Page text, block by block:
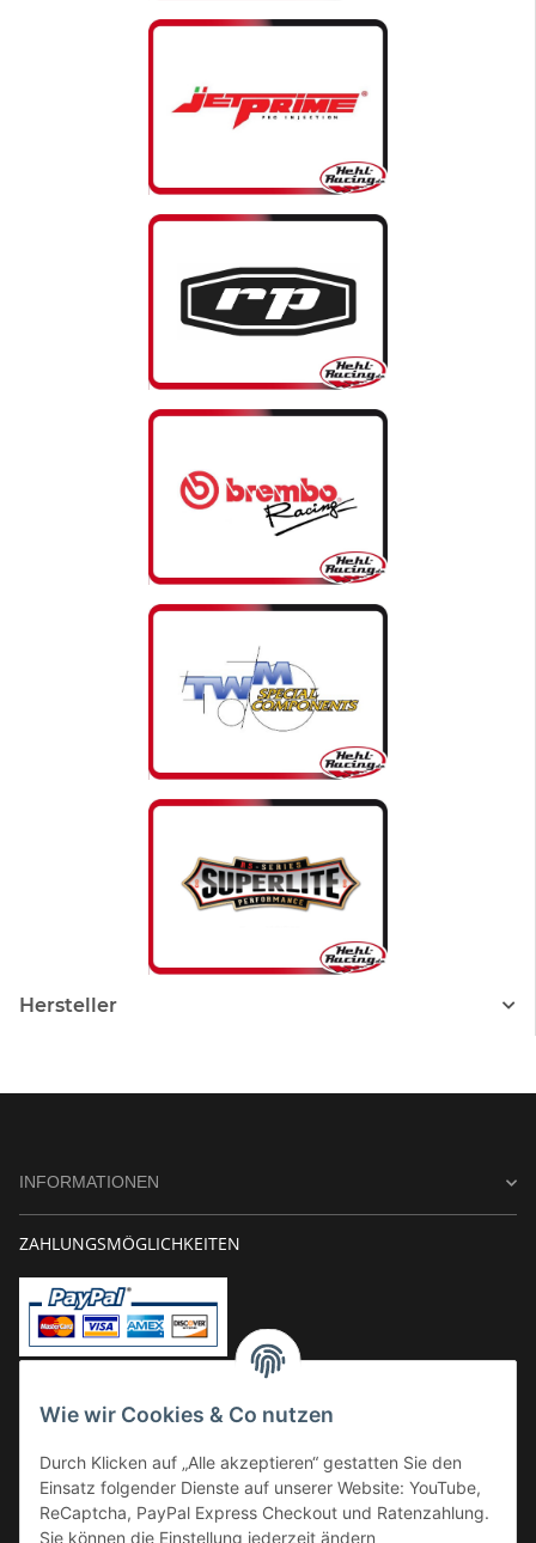
Wie wir Cookies & Co nutzen
Durch Klicken auf „Alle akzeptieren“ gestatten Sie den
Einsatz folgender Dienste auf unserer Website: YouTube,
ReCaptcha, PayPal Express Checkout und Ratenzahlung.
Sie können die Einstellung jederzeit ändern
Hersteller
INFORMATIONEN
ZAHLUNGSMÖGLICHKEITEN
Kauf auf Rechnung
VERSAND